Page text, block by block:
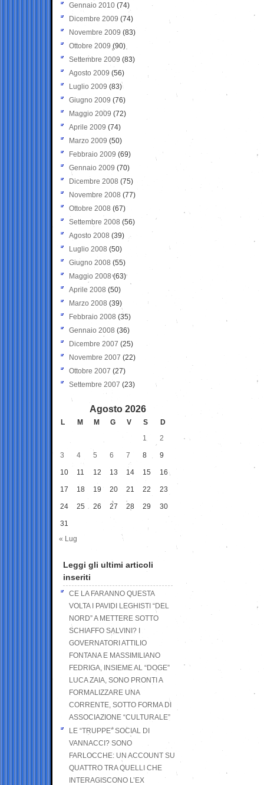
Gennaio 2010 (74)
Dicembre 2009 (74)
Novembre 2009 (83)
Ottobre 2009 (90)
Settembre 2009 (83)
Agosto 2009 (56)
Luglio 2009 (83)
Giugno 2009 (76)
Maggio 2009 (72)
Aprile 2009 (74)
Marzo 2009 (50)
Febbraio 2009 (69)
Gennaio 2009 (70)
Dicembre 2008 (75)
Novembre 2008 (77)
Ottobre 2008 (67)
Settembre 2008 (56)
Agosto 2008 (39)
Luglio 2008 (50)
Giugno 2008 (55)
Maggio 2008(63)
Aprile 2008 (50)
Marzo 2008 (39)
Febbraio 2008 (35)
Gennaio 2008 (36)
Dicembre 2007 (25)
Novembre 2007 (22)
Ottobre 2007 (27)
Settembre 2007 (23)
Agosto 2026
L M M G V S
D
1
2
3 4 5 6 7 8 9
10 11 12 13 14 15 16
17 18 19 20 21 22 23
24 25 26 27 28 29 30
31
« Lug
Leggi gli ultimi articoli
inseriti
CE LA FARANNO QUESTA
VOLTA I PAVIDI LEGHISTI “DEL
NORD” A METTERE SOTTO
SCHIAFFO SALVINI? I
GOVERNATORI ATTILIO
FONTANA E MASSIMILIANO
FEDRIGA, INSIEME AL “DOGE”
LUCA ZAIA, SONO PRONTI A
FORMALIZZARE UNA
CORRENTE, SOTTO FORMA DI
ASSOCIAZIONE “CULTURALE”
LE “TRUPPE” SOCIAL DI
VANNACCI? SONO
FARLOCCHE: UN ACCOUNT SU
QUATTRO TRA QUELLI CHE
INTERAGISCONO L’EX